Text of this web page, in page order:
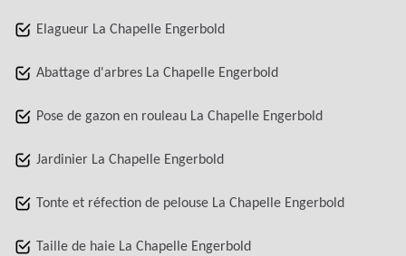
Elagueur La Chapelle Engerbold
Abattage d'arbres La Chapelle Engerbold
Pose de gazon en rouleau La Chapelle Engerbold
Jardinier La Chapelle Engerbold
Tonte et réfection de pelouse La Chapelle Engerbold
Taille de haie La Chapelle Engerbold